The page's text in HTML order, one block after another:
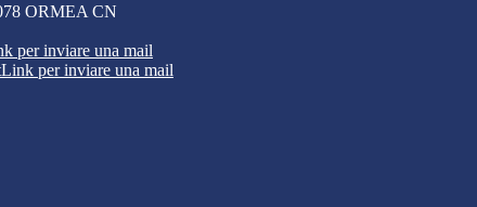
ORMEA CN
per inviare una mail
Link per inviare una mail